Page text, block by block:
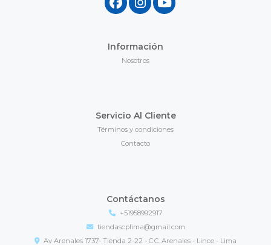
Información
Nosotros
Servicio Al Cliente
Términos y condiciones
Contacto
Contáctanos
+51958992917
tiendascplima@gmail.com
Av Arenales 1737- Tienda 2-22 - C.C. Arenales - Lince - Lima